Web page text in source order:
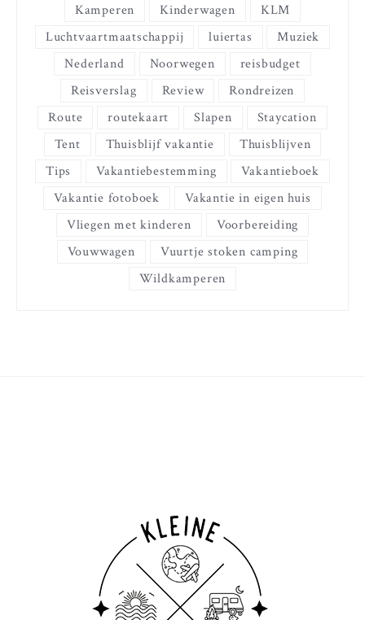
Kamperen
Kinderwagen
KLM
Luchtvaartmaatschappij
luiertas
Muziek
Nederland
Noorwegen
reisbudget
Reisverslag
Review
Rondreizen
Route
routekaart Slapen
Staycation
Tent
Thuisblijf vakantie
Thuisblijven
Tips
Vakantiebestemming
Vakantieboek
Vakantie fotoboek
Vakantie in eigen huis
Vliegen met kinderen
Voorbereiding
Vouwwagen
Vuurtje stoken camping
Wildkamperen